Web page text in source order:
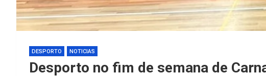
DESPORTO NOTICIAS
Desporto no fim de semana de